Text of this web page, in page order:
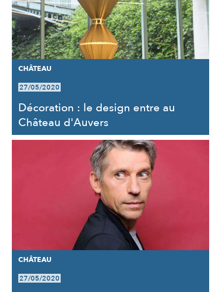
CHÂTEAU
27/05/2020
Décoration : le design entre au
Château d'Auvers
CHÂTEAU
27/05/2020